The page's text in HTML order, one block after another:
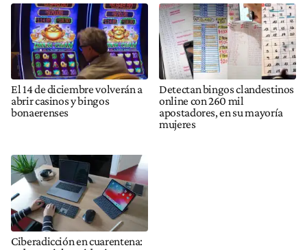
El 14 de diciembre volverán a
abrir casinos y bingos
bonaerenses
Detectan bingos clandestinos
online con 260 mil
apostadores, en su mayoría
mujeres
Ciberadicción en cuarentena: